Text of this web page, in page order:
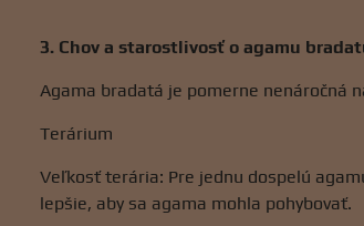
3. Chov a starostlivosť o agamu
Agama bradatá je pomerne nenáročná
Terárium
Veľkosť terária: Pre jednu dospelú
lepšie, aby sa agama mohla pohybovať.